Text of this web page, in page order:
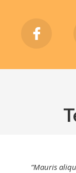
“Mauris